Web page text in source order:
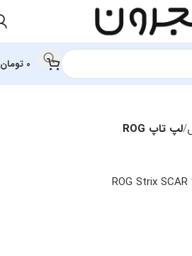
0 تومان
لپ تاپ ROG